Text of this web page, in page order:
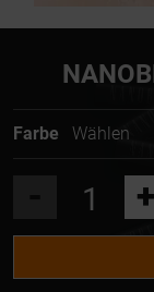
Farbe Wählen
+